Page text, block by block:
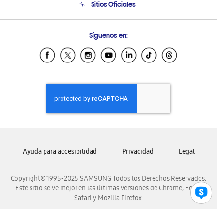
Condiciones de Compra
Soporte vía eMail
Sitios Oficiales
Samsung Ecuador
Samsung El Salvador
Samsung Honduras
Samsung Nicaragua
Samsung Panamá
Samsung Venezuela
Síguenos en:
Copyright© 1995-2025 SAMSUNG Todos los Derechos Reservados.
Este sitio se ve mejor en las últimas versiones de Chrome, Edge,
Safari y Mozilla Firefox.
Ayuda para accesibilidad Privacidad Legal